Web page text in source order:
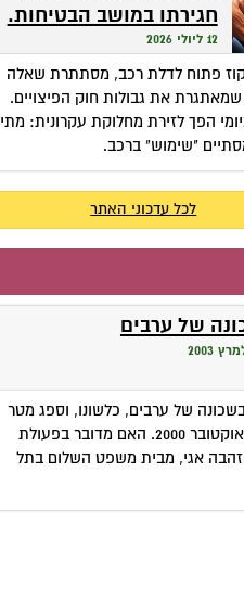
חגירתו במושב הבטיחות.
האם זכאית לפיצויים?
12 ליולי 2026
פתוח לדלת רכב, מסתתרת שאלה
את גבולות חוק הפיצויים.
הפך לזירת מחלוקת עקרונית: מתי
"שימוש" ברכב.
לכל עדכוני האתר
של ערבים
של ערבים, כלשונו, וספג מטר
אבנים. היה זה באוקטובר 2000. האם מדובר בפעולת
אגי, מבית משפט השלום בתל